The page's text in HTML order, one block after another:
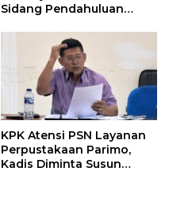
Sidang Pendahuluan
KPK Atensi PSN Layanan
Perpustakaan Parimo,
Kadis Diminta Susun